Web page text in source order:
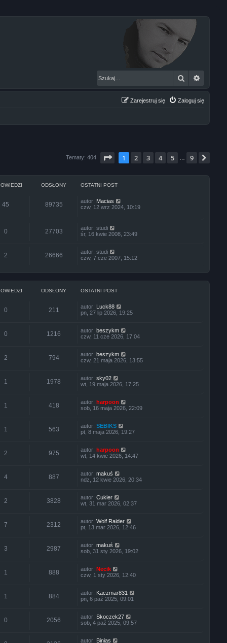
Szukaj
Zaloguj się
Zarejestruj się
Tematy: 404 Strona1 9
1 2 3 4 5 9
ODSŁONY OSTATNI POST
45 89735 autor: Macias
czw, 12 wrz 2024, 10:19
0 27703 autor:studi
śr, 16 kwie 2008, 23:49
2 26666 autor:studi
czw, 7 cze 2007, 15:12
ODSŁONY OSTATNI POST
0 211 autor: Luck88
pn, 27 lip 2026, 19:25
0 1216 autor:beszykm
czw, 11 cze 2026, 17:04
2 794 autor:beszykm
czw, 21 maja 2026, 13:55
1 1978 autor:sky02
wt, 19 maja 2026, 17:25
1 418 autor:harpoon
sob, 16 maja 2026, 22:09
1 563 autor:SEBIKS
pt, 8 maja 2026, 19:27
2 975 autor:harpoon
wt, 14 kwie 2026, 14:47
4 887 autor:makuś
ndz, 12 kwie 2026, 20:34
2 3828 autor:Cukier
wt, 31 mar 2026, 02:37
7 2312 autor:Wolf Raider
pt, 13 mar 2026, 12:46
3 2987 autor:makuś
sob, 31 sty 2026, 19:02
1 888 autor:Necik
czw, 1 sty 2026, 12:40
1 884 autor: Kaczmar831
pn, 6 paź 2025, 09:01
0 2056 autor:Skoczek27
sob, 4 paź 2025, 09:57
autor: Binias